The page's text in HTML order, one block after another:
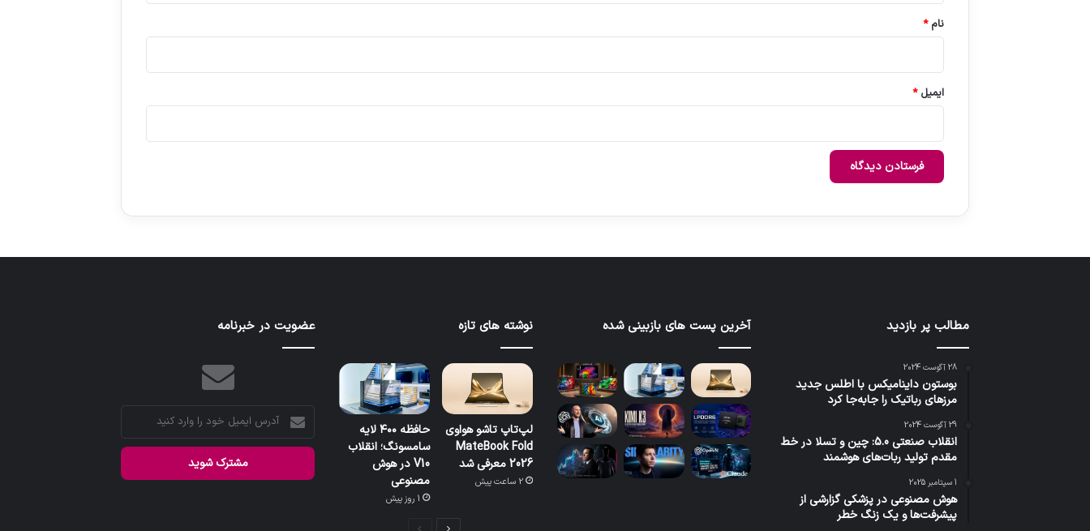
نام*
ایمیل*
مطالب پر بازدید
28 آگوست 2024
بوستون داینامیکس با اطلس جدید
مرزهای رباتیک را جابه‌جا کرد
29 آگوست 2024
انقلاب صنعتی 5.0: چین و تسلا در خط
مقدم تولید ربات‌های هوشمند
1 سپتامبر 2025
هوش مصنوعی در پزشکی گزارشی از
پیشرفت‌ها و یک زنگ خطر
آخرین پست های بازبینی شده نوشته های تازه
لپ‌تاپ تاشو هواوی
MateBook Fold
2026 معرفی شد
2 ساعت پیش
حافظه ۴۰۰ لایه
سامسونگ؛ انقلاب
V10 در هوش
مصنوعی
1 روز پیش
عضویت در خبرنامه
آدرس
ایمیل
خود
وارد